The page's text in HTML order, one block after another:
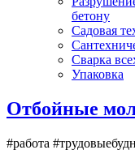
бетону
Садовая
Сварка
Упаковка
Отбойные
#работа